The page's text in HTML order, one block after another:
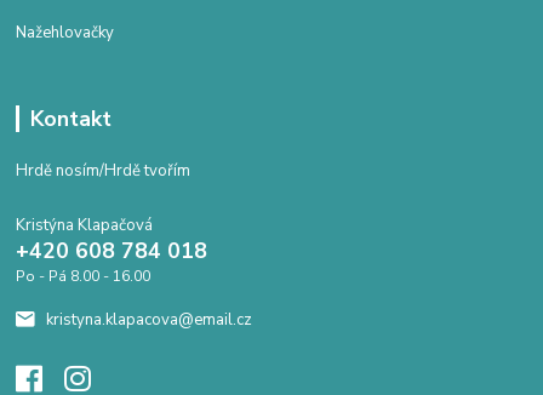
Nažehlovačky
Kontakt
Hrdě nosím/Hrdě tvořím
Kristýna Klapačová
+420 608 784 018
Po - Pá 8.00 - 16.00
kristyna.klapacova@email.cz